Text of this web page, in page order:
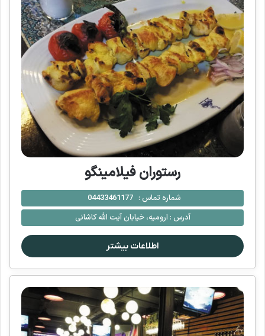
رستوران فیلامینگو
شماره تماس : 04433461177
آدرس : ارومیه، خیابان آیت الله کاشانی
اطلاعات بیشتر